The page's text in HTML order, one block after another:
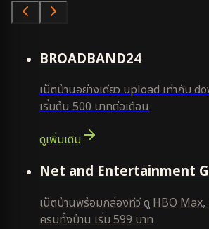
BROADBAND24
เน็ตบ้านอย่างเดียว upload เท่ากับ
เริ่มต้น 500 บาทต่อเดือน
ดูเพิ่มเติม
Net and Entertainment
เน็ตบ้านพร้อมกล่องทีวี ดู HBO
ครบทั้งบ้าน เริ่ม 599 บาท